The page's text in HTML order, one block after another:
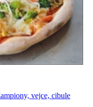
vejce, cibule